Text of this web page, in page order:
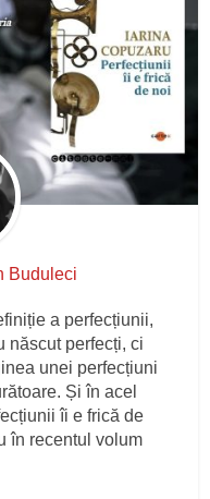
Buduleci
a perfecțiunii,
născut perfecți, ci
unei perfecțiuni
Și în acel
îi e frică de
în recentul volum